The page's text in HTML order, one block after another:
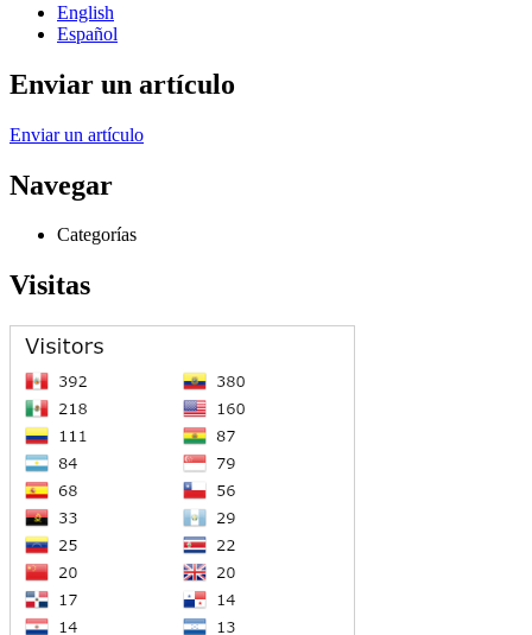
English
Español
Enviar un artículo
Enviar un artículo
Navegar
Categorías
Visitas